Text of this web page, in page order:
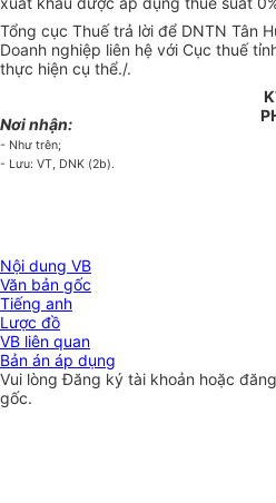
Tổng cục Thuế trả lời để DNTN Tân
Doanh nghiệp liên hệ với Cục thuế
thực hiện cụ thể./.
Nơi nhận:
- Như trên;
- Lưu: VT, DNK (2b).
Nội dung VB
Văn bản gốc
Tiếng anh
Lược đồ
VB liên quan
Bản án áp dụng
Vui lòngĐăng ký tài khoản hoặc
gốc.